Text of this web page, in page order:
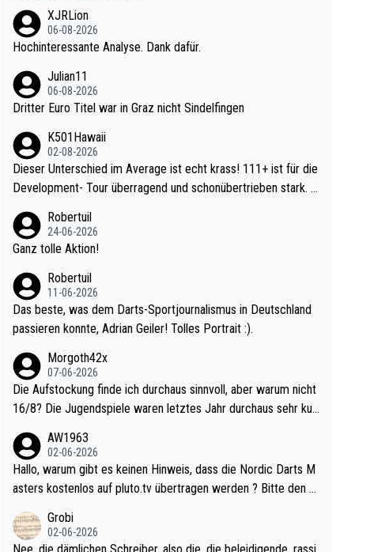
XJRLion
06-08-2026
Hochinteressante Analyse. Dank dafür.
Julian11
06-08-2026
Dritter Euro Titel war in Graz nicht Sindelfingen
K501Hawaii
02-08-2026
Dieser Unterschied im Average ist echt krass! 111+ ist für die
Development- Tour überragend und schonübertrieben stark. U
e mal 40+ erst recht. Da gewinnst keinen Blumentopf - ist ja n
och krasser wie ein Pokalspiel eines Kreisligisten vs einem Bu
Robertuil
24-06-2026
Ganz tolle Aktion!
Robertuil
11-06-2026
Das beste, was dem Darts-Sportjournalismus in Deutschland
passieren konnte, Adrian Geiler! Tolles Portrait :).
Morgoth42x
07-06-2026
Die Aufstockung finde ich durchaus sinnvoll, aber warum nicht
16/8? Die Jugendspiele waren letztes Jahr durchaus sehr kur
l. Allerdings ist Mitchell Lawrie als Nummer 1 der Welt eh quali
fiziert. Somit ändert die automatische Qualifikation des Weltm
eisters erstmal nichts. Ich denke sie wollen damit für nächste
d wohl wenig WDF Turniere spielen. Dies war bei Archie Self l
etztes Jahr der Fall. Er musste als amtierender Weltmeister d
AW1963
02-06-2026
Hallo, warum gibt es keinen Hinweis, dass die Nordic Darts M
asters kostenlos auf pluto.tv übertragen werden ? Bitte den A
Grobi
02-06-2026